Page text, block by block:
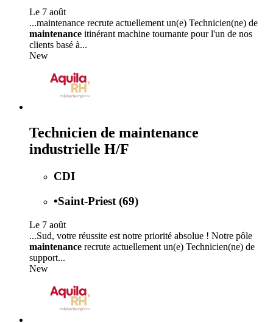
Le 7 août
...maintenance recrute actuellement un(e) Technicien(ne) de
maintenance itinérant machine tournante pour l'un de nos
clients basé à...
New
Technicien de maintenance
industrielle H/F
CDI
•Saint-Priest (69)
Le 7 août
...Sud, votre réussite est notre priorité absolue ! Notre pôle
maintenance recrute actuellement un(e) Technicien(ne) de
support...
New